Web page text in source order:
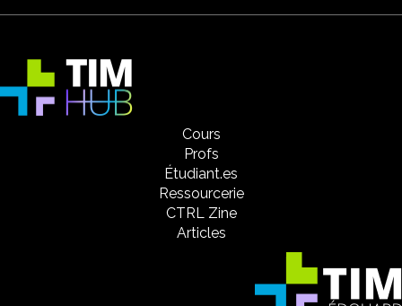
Cours
Profs
Étudiant.es
Ressourcerie
CTRL Zine
Articles